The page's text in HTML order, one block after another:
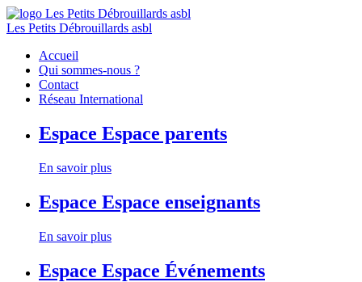
Les Petits Débrouillards asbl
Accueil
Qui sommes-nous ?
Contact
Réseau International
Espace Espace parents
En savoir plus
Espace Espace enseignants
En savoir plus
Espace Espace Événements